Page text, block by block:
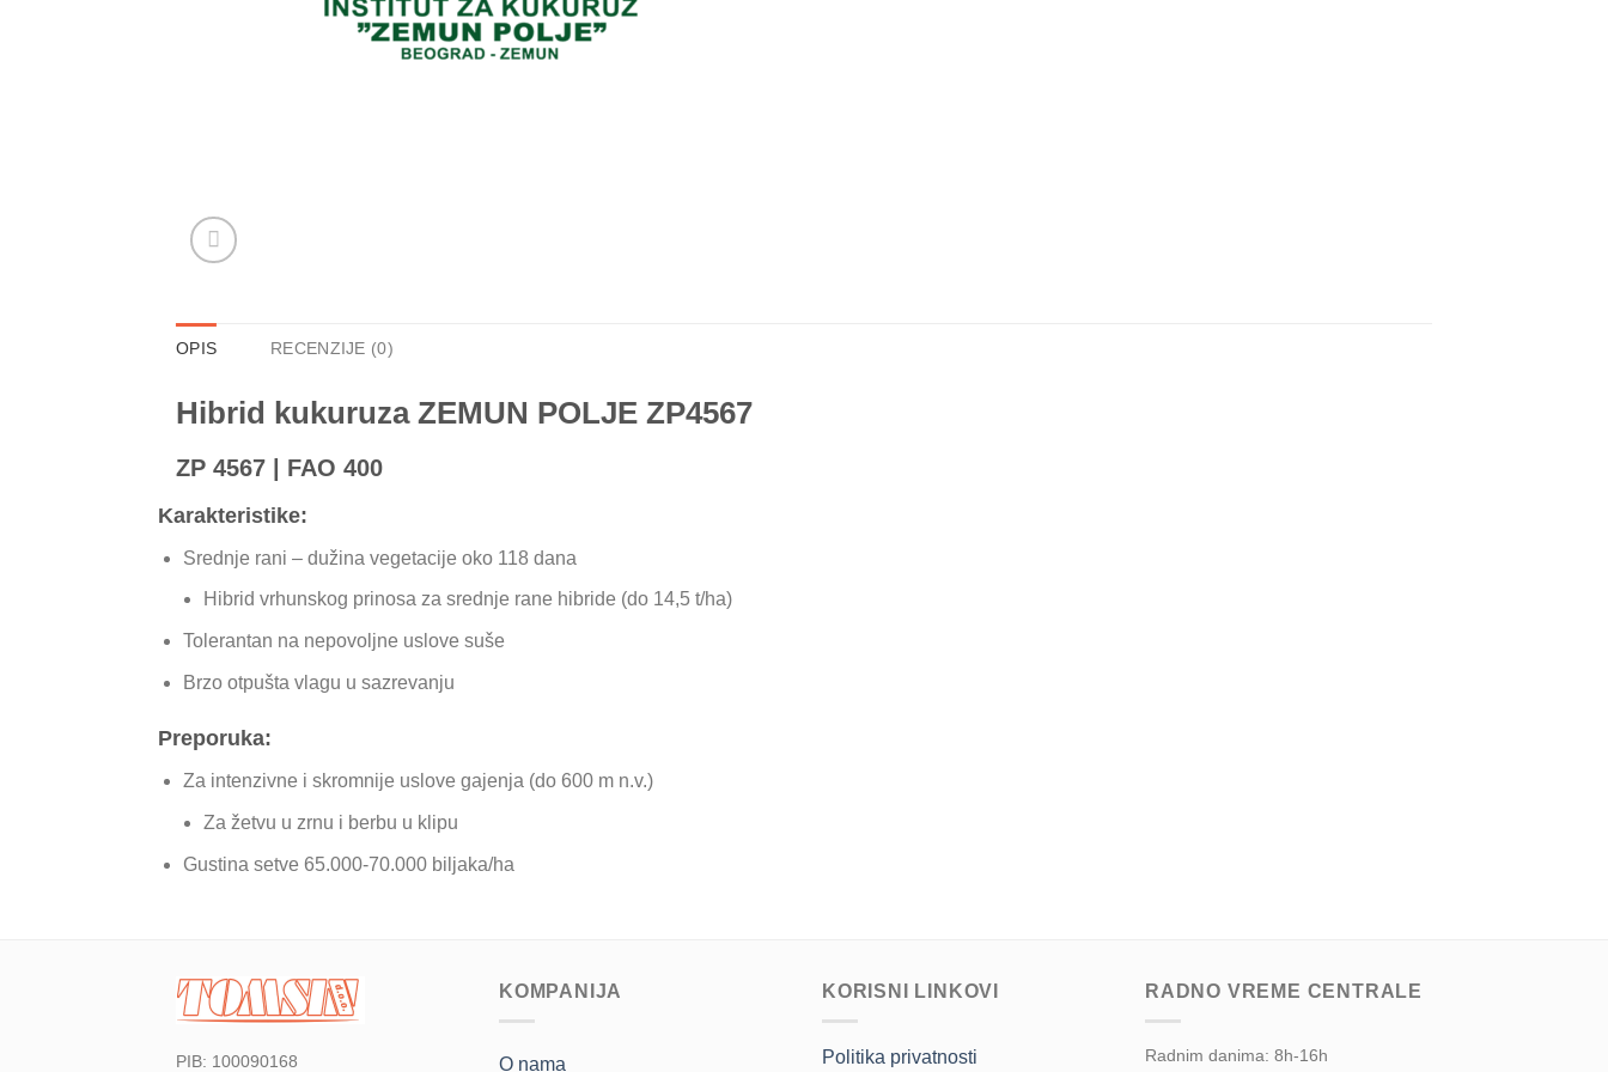
OPIS RECENZIJE (0)
Hibrid kukuruza ZEMUN POLJE ZP4567
ZP 4567 | FAO 400
Karakteristike:
Srednje rani – dužina vegetacije oko 118 dana
Hibrid vrhunskog prinosa za srednje rane hibride (do 14,5 t/ha)
Tolerantan na nepovoljne uslove suše
Brzo otpušta vlagu u sazrevanju
Preporuka:
Za intenzivne i skromnije uslove gajenja (do 600 m n.v.)
Za žetvu u zrnu i berbu u klipu
Gustina setve 65.000-70.000 biljaka/ha
PIB: 100090168
KOMPANIJA
O nama
KORISNI LINKOVI
Politika privatnosti
RADNO VREME CENTRALE
Radnim danima: 8h-16h